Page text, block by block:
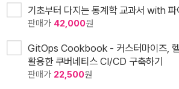
기초부터 다지는 통계학 교과서 with 파
판매가 42,000원
GitOps Cookbook - 커스터마이즈,
활용한 쿠버네티스 CI/CD 구축하기
판매가 22,500원